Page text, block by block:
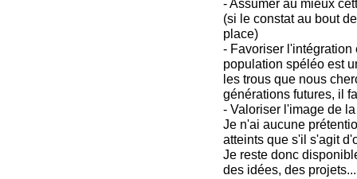
- Assumer au mieux
(si le constat au bout
place)
- Favoriser l'intégration
population spéléo est
les trous que nous
générations futures, il
- Valoriser l'image de
Je n'ai aucune
atteints que s'il s'agit
Je reste donc
des idées, des projets...